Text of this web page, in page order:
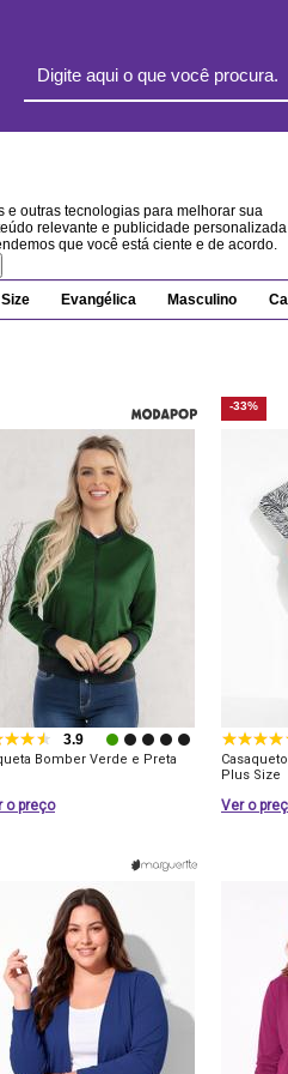
e outras tecnologias para melhorar sua
relevante e publicidade personalizada
que você está ciente e de acordo.
Evangélica Masculino
3.9
Bomber Verde e Preta
o preço
-33%
Plus Size
Ver o